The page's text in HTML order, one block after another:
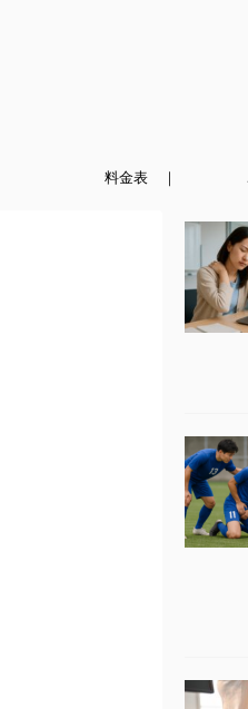
料金表 ｜